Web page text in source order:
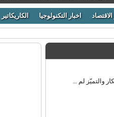
الاقتصاد اخبار التكنولوجيا الكاريكاتير
والتميّز لم ...